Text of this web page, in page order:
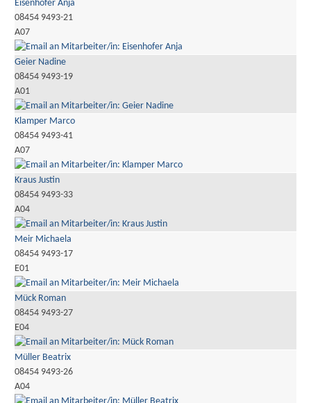
Eisenhofer Anja
08454 9493-21
A07
Geier Nadine
08454 9493-19
A01
Klamper Marco
08454 9493-41
A07
Kraus Justin
08454 9493-33
A04
Meir Michaela
08454 9493-17
E01
Mück Roman
08454 9493-27
E04
Müller Beatrix
08454 9493-26
A04